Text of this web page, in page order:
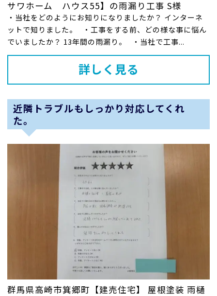
サワホーム ハウス55】の雨漏り工事 S様
・当社をどのようにお知りになりましたか？ インターネ
ットで知りました。 ・工事をする前、どの様な事に悩ん
でいましたか？ 13年間の雨漏り。 ・当社で工事...
詳しく見る
近隣トラブルもしっかり対応してくれ
た。
群馬県高崎市箕郷町【建売住宅】 屋根塗装 雨樋